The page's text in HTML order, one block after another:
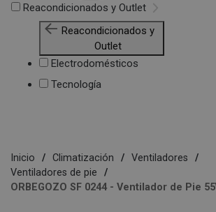
Reacondicionados y Outlet
Reacondicionados y
Outlet
Electrodomésticos
Tecnología
Inicio Climatización
Ventiladores
Ventiladores de pie
ORBEGOZO SF 0244 - Ventilador de Pie